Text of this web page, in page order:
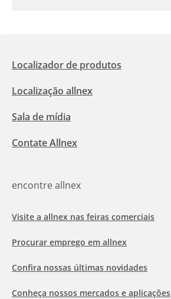
Localizador de produtos
Localização allnex
Sala de mídia
Contate Allnex
encontre allnex
Visite a allnex nas feiras comerciais
Procurar emprego em allnex
Confira nossas últimas novidades
Conheça nossos mercados e aplicações